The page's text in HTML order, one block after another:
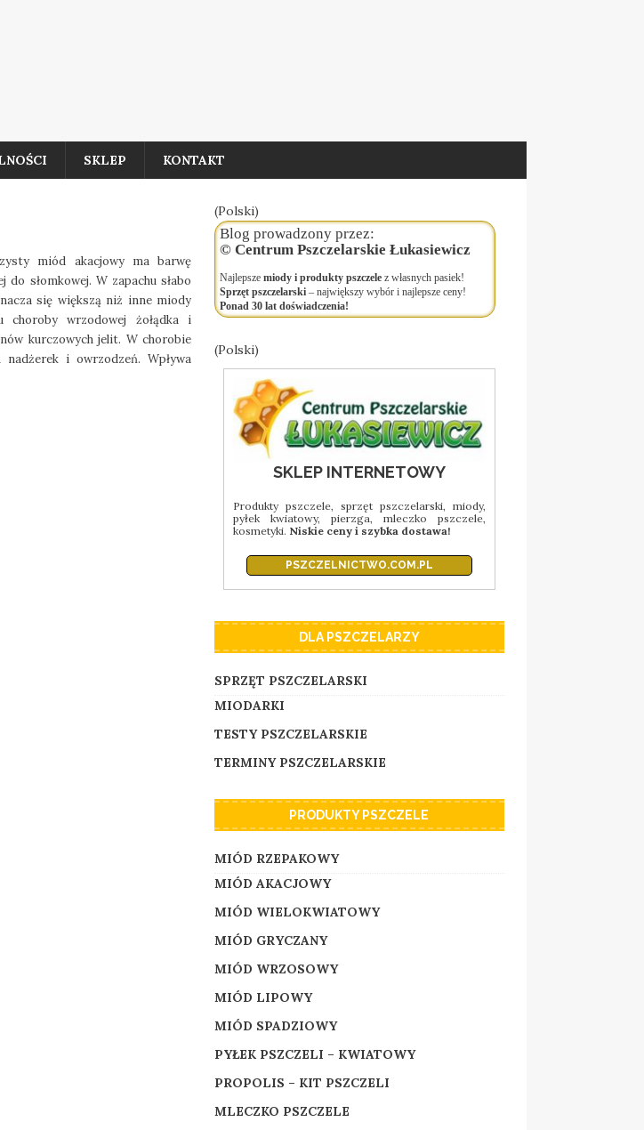
SKLEP KONTAKT
miód akacjowy ma barwę
słomkowej. W zapachu słabo
się większą niż inne miody
choroby wrzodowej żołądka i
kurczowych jelit. W chorobie
i owrzodzeń. Wpływa
(Polski)
Blog prowadzony przez:
© Centrum Pszczelarskie Łukasiewicz
Najlepsze miody i produkty pszczelez własnych pasiek!
Sprzęt pszczelarski– największy wybór i najlepsze ceny!
Ponad 30 lat doświadczenia!
(Polski)
SKLEP INTERNETOWY
Produkty pszczele, sprzęt pszczelarski, miody,
pyłek kwiatowy, pierzga, mleczko pszczele,
kosmetyki. Niskie ceny i szybka dostawa!
PSZCZELNICTWO.COM.PL
DLA PSZCZELARZY
SPRZĘT PSZCZELARSKI
MIODARKI
TESTY PSZCZELARSKIE
TERMINY PSZCZELARSKIE
PRODUKTY PSZCZELE
MIÓD RZEPAKOWY
MIÓD AKACJOWY
MIÓD WIELOKWIATOWY
MIÓD GRYCZANY
MIÓD WRZOSOWY
MIÓD LIPOWY
MIÓD SPADZIOWY
PYŁEK PSZCZELI – KWIATOWY
PROPOLIS – KIT PSZCZELI
MLECZKO PSZCZELE